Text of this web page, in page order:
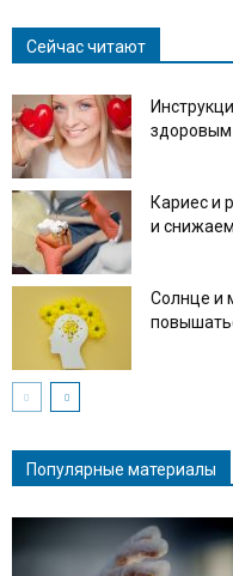
Сейчас читают
здоровым
Кариес и
и снижаем
Солнце и
Популярные материалы